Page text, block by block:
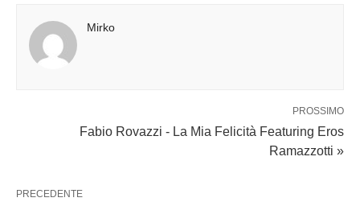
Mirko
PROSSIMO
Fabio Rovazzi - La Mia Felicità Featuring Eros
Ramazzotti »
PRECEDENTE